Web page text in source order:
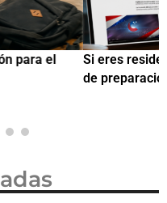
el curso gratuito
naturalización en EUA